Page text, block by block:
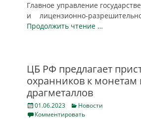
Главное управление
и лицензионно-
Продолжить чтение …
ЦБ РФ предлагает
охранников к монетам
драгметаллов
Posted
on
01.06.2023 Categories
Новости
Комментировать